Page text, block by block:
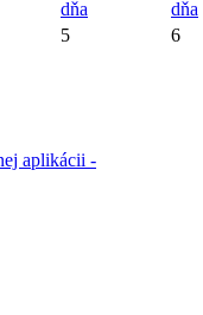
dňa
dňa
5 6
aplikácii -